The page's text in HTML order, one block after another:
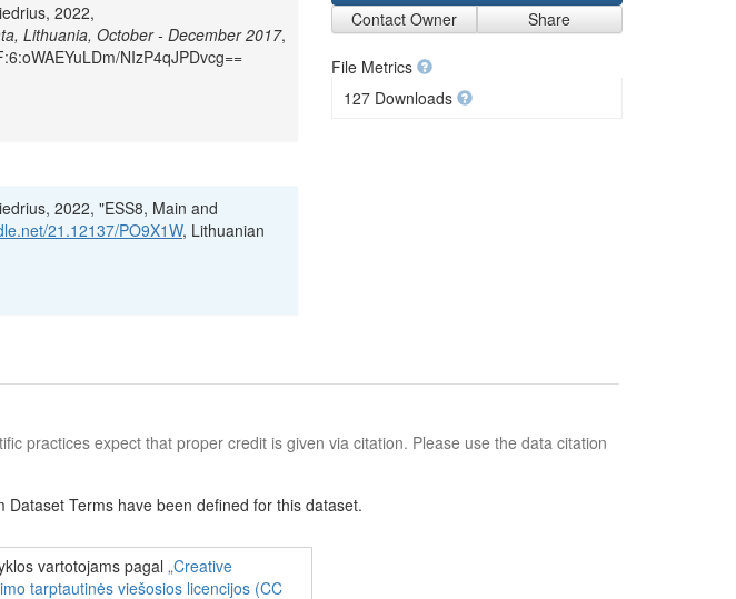
2022,
Lithuania, October - December 2017,
NIzP4qJPDvcg==
2022, "ESS8, Main and
21.12137/PO9X1W, Lithuanian
Contact Owner
Share
File Metrics
127 Downloads
practices expect that proper credit is given via citation. Please use the data citation
Dataset Terms have been defined for this dataset.
vartotojams pagal „Creative
tarptautinės viešosios licencijos (CC